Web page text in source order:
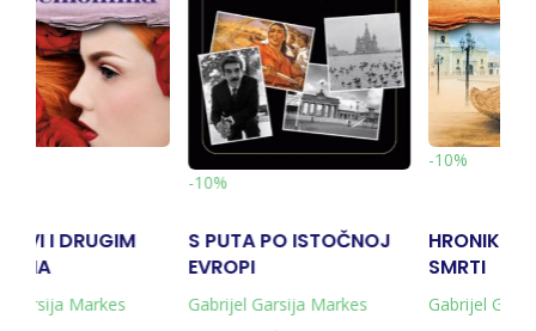
ISTOČNOJ
Markes
-10%
HRONIKA NAJAVLJENE
SMRTI
Gabrijel Garsija Markes
-10%
VIDIMO SE U
Gabrijel Garsija